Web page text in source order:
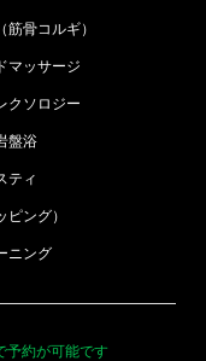
筋骨コルギ）
マッサージ
クソロジー
盤浴
ティ
ピング）
ニング
予約が可能です